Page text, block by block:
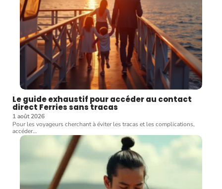
Le guide exhaustif pour accéder au contact
direct Ferries sans tracas
1 août 2026
Pour les voyageurs cherchant à éviter les tracas et les complications,
accéder…